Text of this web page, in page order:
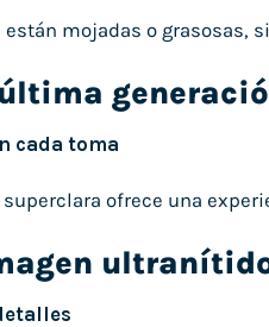
mojadas o grasosas,
cada toma
superclara ofrece una